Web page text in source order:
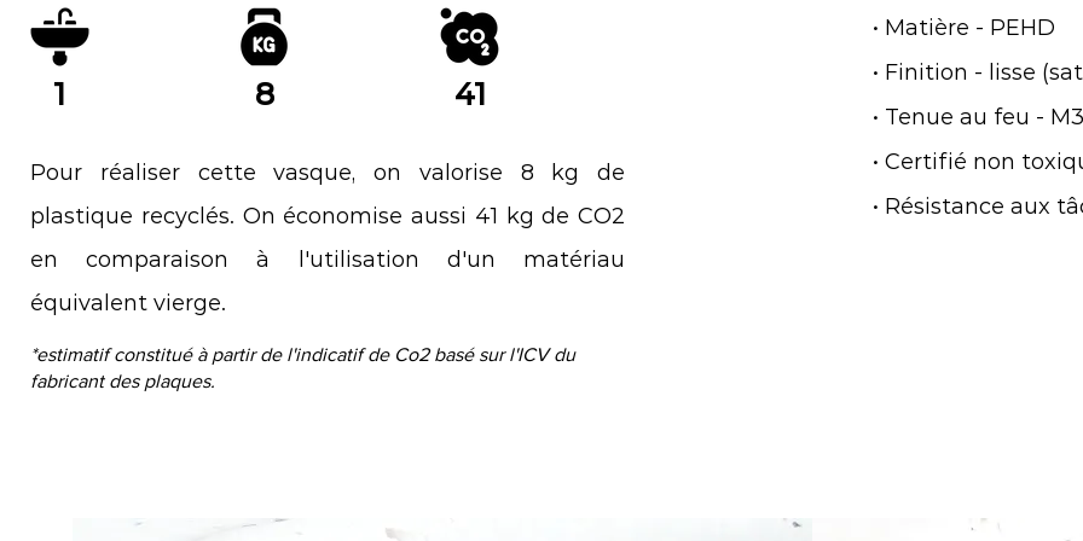
Pour réaliser cette vasque, on valorise 8 kg de
plastique recyclés. On économise aussi 41 kg de CO2
en comparaison à l'utilisation d'un matériau
équivalent vierge.
1 8 41
• Matière - PEHD
• Finition - lisse
• Tenue au feu -
• Certifié non
• Résistance aux
*estimatif constitué à partir de l'indicatif de Co2 basé sur l'ICV du
fabricant des plaques.